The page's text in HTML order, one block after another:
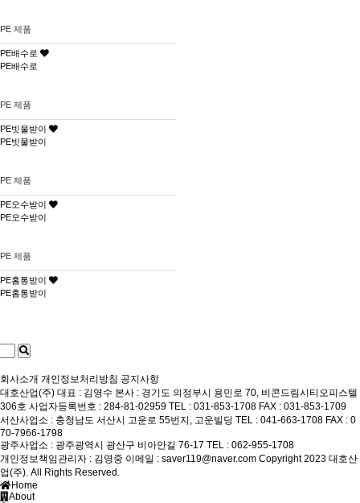
PE 제품
PE배수로
PE배수로
PE 제품
PE빗물받이
PE빗물받이
PE 제품
PE오수받이
PE오수받이
PE 제품
PE홈통받이
PE홈통받이
회사소개 개인정보처리방침 공지사항
대호산업(주) 대표 : 김영수 본사 : 경기도 의정부시 용민로 70, 비콘드림시티오피스텔
306호 사업자등록번호 : 284-81-02959 TEL : 031-853-1708 FAX : 031-853-1709
서산사업소 : 충청남도 서산시 고운로 55번지, 고운빌딩 TEL : 041-663-1708 FAX : 0
70-7966-1798
광주사업소 : 광주광역시 광산구 비아안길 76-17 TEL : 062-955-1708
개인정보책임관리자 : 김영중 이메일 : saver119@naver.com Copyright 2023 대호산
업(주). All Rights Reserved.
Home
About